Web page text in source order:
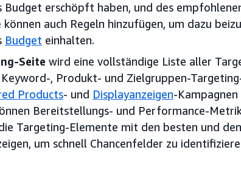
Budget erschöpft haben, und des
können auch Regeln hinzufügen, um dazu
Budget einhalten.
Seite wird eine vollständige Liste aller
, Produkt- und Zielgruppen-
Products- und Displayanzeigen-
Bereitstellungs- und Performance-
Targeting-Elemente mit den besten und
um schnell Chancenfelder zu